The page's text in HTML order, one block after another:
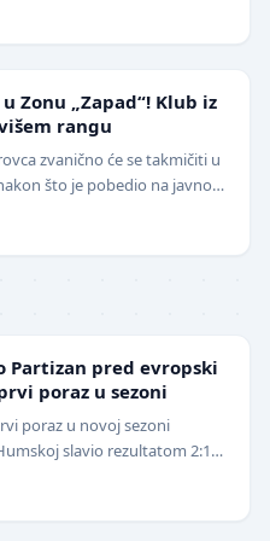
Zonu „Zapad“! Klub iz
rangu
zvanično će se takmičiti u
što je pobedio na javnom
Partizan pred evropski
poraz u sezoni
poraz u novoj sezoni
slavio rezultatom 2:1